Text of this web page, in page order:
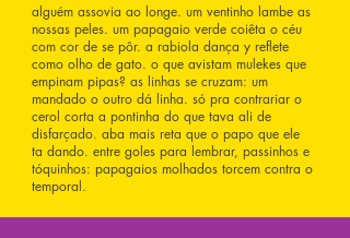
alguém assovia ao longe. um ventinho lambe as
nossas peles. um papagaio verde coiêta o céu
com cor de se pôr. a rabiola dança y reflete
como olho de gato. o que avistam mulekes que
empinam pipas? as linhas se cruzam: um
mandado o outro dá linha. só pra contrariar o
cerol corta a pontinha do que tava ali de
disfarçado. aba mais reta que o papo que ele
ta dando. entre goles para lembrar, passinhos e
tóquinhos: papagaios molhados torcem contra o
temporal.